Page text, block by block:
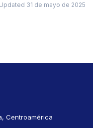
Updated 31 de mayo de 2025
Centroamérica